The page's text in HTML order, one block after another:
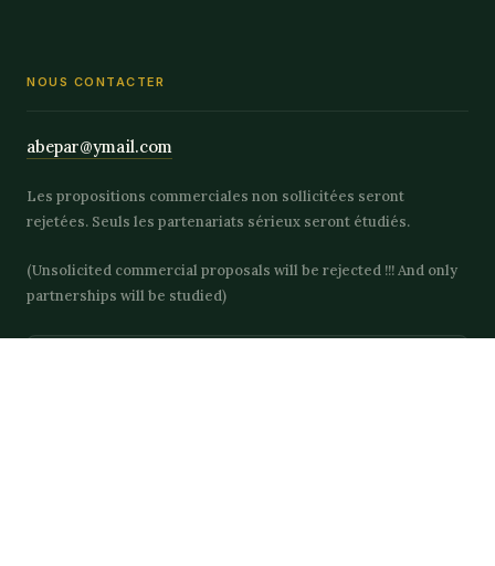
NOUS CONTACTER
abepar@ymail.com
Les propositions commerciales non sollicitées seront
rejetées. Seuls les partenariats sérieux seront étudiés.
(Unsolicited commercial proposals will be rejected !!! And only
partnerships will be studied)